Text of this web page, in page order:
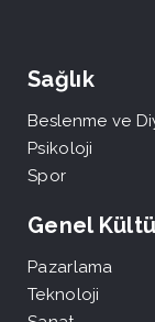
Sağlık
Beslenme ve
Psikoloji
Spor
Genel
Pazarlama
Teknoloji